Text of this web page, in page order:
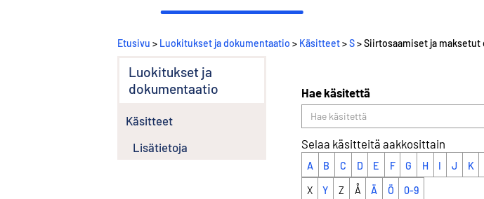
Etusivu > Luokitukset ja dokumentaatio > Käsitteet>S> Siirtosaamiset ja maksetut
Luokitukset ja
dokumentaatio
Käsitteet
Lisätietoja
Hae käsitettä
Selaa käsitteitä aakkosittain
A B C D E F G H I J K
X Y Z Å Ä Ö 0-9